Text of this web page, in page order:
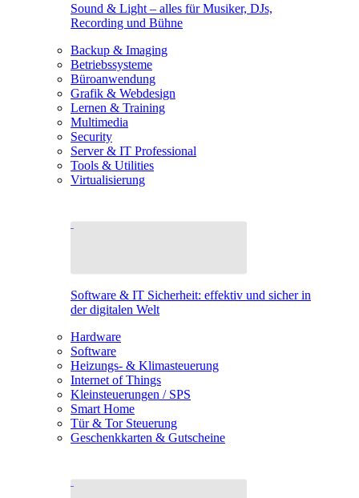
Sound & Light – alles für Musiker, DJs,
Recording und Bühne
Backup & Imaging
Betriebssysteme
Büroanwendung
Grafik & Webdesign
Lernen & Training
Multimedia
Security
Server & IT Professional
Tools & Utilities
Virtualisierung
Software & IT Sicherheit: effektiv und sicher in
der digitalen Welt
Hardware
Software
Heizungs- & Klimasteuerung
Internet of Things
Kleinsteuerungen / SPS
Smart Home
Tür & Tor Steuerung
Geschenkkarten & Gutscheine